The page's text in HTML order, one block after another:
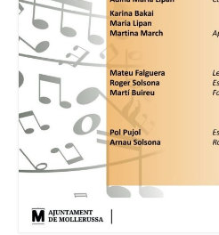
Taxes
Activitats
Horaris
Horaris curs 2026/2027
Contacta